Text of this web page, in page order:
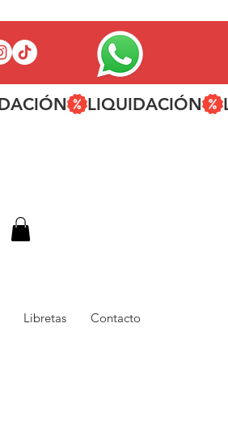
Libretas Contacto